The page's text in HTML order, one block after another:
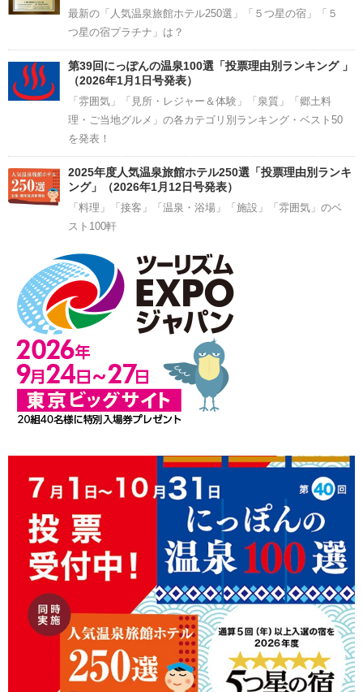
最新の「人気温泉旅館ホテル250選」「５つ星の宿」「５
つ星の宿プラチナ」は？
第39回にっぽんの温泉100選「投票理由別ランキング 」
（2026年1月1日号発表）
「雰囲気」「見所・レジャー＆体験」「泉質」「郷土料
理・ご当地グルメ」の各カテゴリ別ランキング・ベスト50
を発表！
2025年度人気温泉旅館ホテル250選「投票理由別ランキ
ング」（2026年1月12日号発表）
「料理」「接客」「温泉・浴場」「施設」「雰囲気」のベ
スト100軒